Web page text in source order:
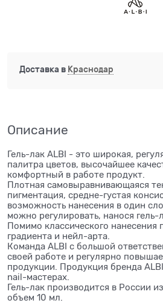
Доставка в Краснодар
Описание
Гель-лак ALBI - это широкая,
палитра цветов, высочайшее
комфортный в работе продукт.
Плотная самовыравнивающаяся
пигментация, средне-густая
возможность нанесения в один
можно регулировать, нанося гель-
Помимо классического нанесения
градиента и нейл-арта.
Команда ALBI с большой
своей работе и регулярно
продукции. Продукция бренда
nail-мастерах.
Гель-лак производится в России
объем 10 мл.